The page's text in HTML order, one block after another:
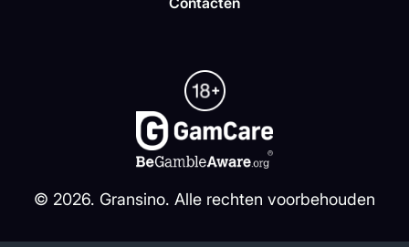
© 2026. Gransino. Alle rechten voorbehouden